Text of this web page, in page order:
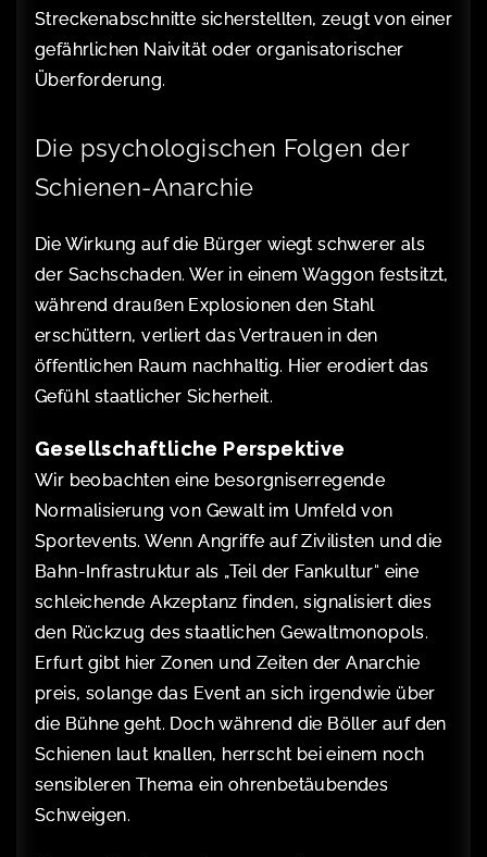
Streckenabschnitte sicherstellten, zeugt von einer
gefährlichen Naivität oder organisatorischer
Überforderung.
Die psychologischen Folgen der
Schienen-Anarchie
Die Wirkung auf die Bürger wiegt schwerer als
der Sachschaden. Wer in einem Waggon festsitzt,
während draußen Explosionen den Stahl
erschüttern, verliert das Vertrauen in den
öffentlichen Raum nachhaltig. Hier erodiert das
Gefühl staatlicher Sicherheit.
Gesellschaftliche Perspektive
Wir beobachten eine besorgniserregende
Normalisierung von Gewalt im Umfeld von
Sportevents. Wenn Angriffe auf Zivilisten und die
Bahn-Infrastruktur als „Teil der Fankultur“ eine
schleichende Akzeptanz finden, signalisiert dies
den Rückzug des staatlichen Gewaltmonopols.
Erfurt gibt hier Zonen und Zeiten der Anarchie
preis, solange das Event an sich irgendwie über
die Bühne geht. Doch während die Böller auf den
Schienen laut knallen, herrscht bei einem noch
sensibleren Thema ein ohrenbetäubendes
Schweigen.